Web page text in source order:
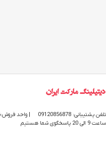
تلفن پشتیبانی: 09120856878 | واحد فروش:09196956736
ساعت 9 الی 20 پاسخگوی شما هستیم